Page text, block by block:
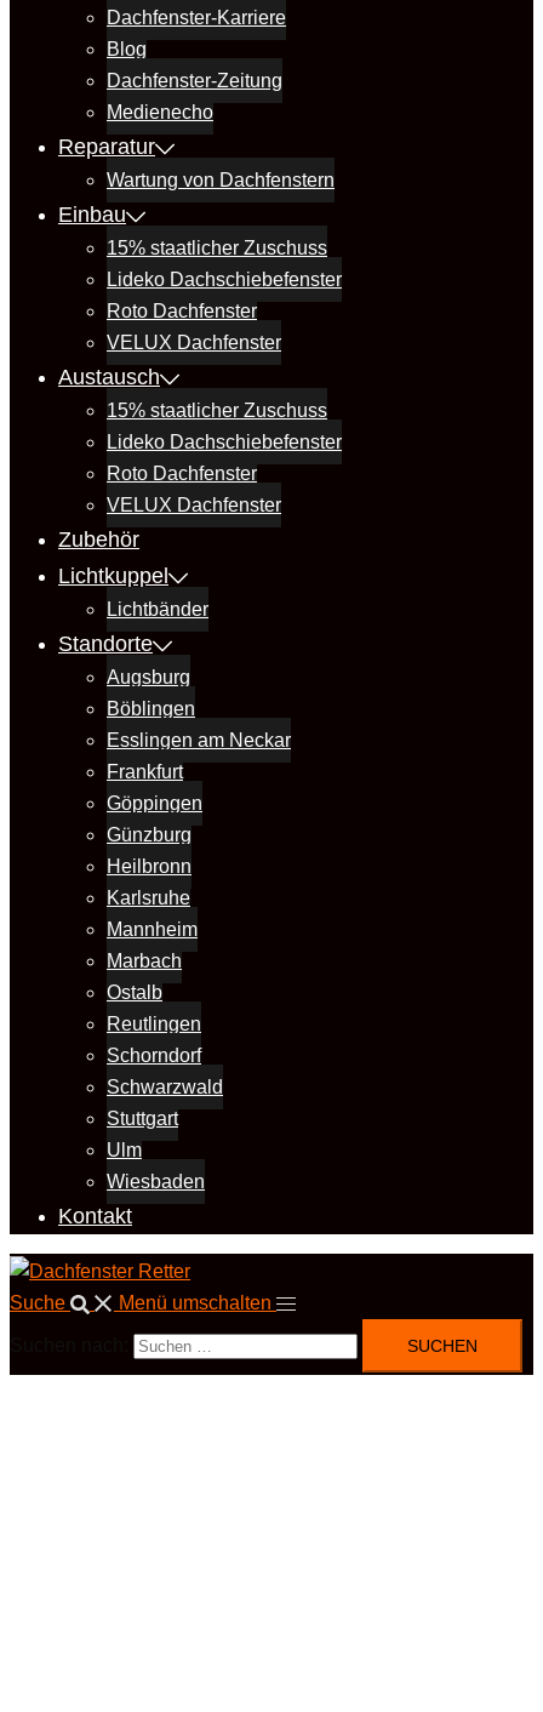
Dachfenster-Karriere
Blog
Dachfenster-Zeitung
Medienecho
Reparatur
Wartung von Dachfenstern
Einbau
15% staatlicher Zuschuss
Lideko Dachschiebefenster
Roto Dachfenster
VELUX Dachfenster
Austausch
15% staatlicher Zuschuss
Lideko Dachschiebefenster
Roto Dachfenster
VELUX Dachfenster
Zubehör
Lichtkuppel
Lichtbänder
Standorte
Augsburg
Böblingen
Esslingen am Neckar
Frankfurt
Göppingen
Günzburg
Heilbronn
Karlsruhe
Mannheim
Marbach
Ostalb
Reutlingen
Schorndorf
Schwarzwald
Stuttgart
Ulm
Wiesbaden
Kontakt
Suche Menü umschalten